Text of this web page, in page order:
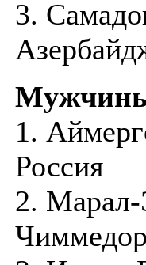
3.
1.
Россия
2.